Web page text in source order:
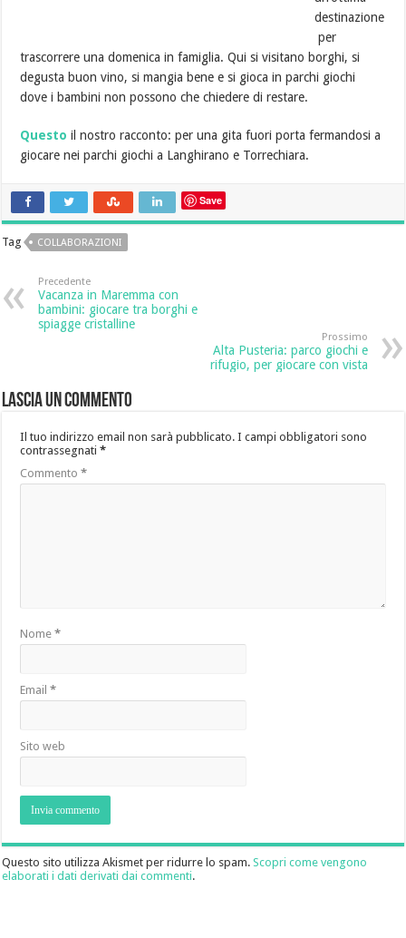
destinazione
per
trascorrere una domenica in famiglia. Qui si visitano borghi, si
degusta buon vino, si mangia bene e si gioca in parchi giochi
dove i bambini non possono che chiedere di restare.
Questo il nostro racconto: per una gita fuori porta fermandosi a
giocare nei parchi giochi a Langhirano e Torrechiara.
Save
Tag COLLABORAZIONI
Precedente
Vacanza in Maremma con
bambini: giocare tra borghi e
spiagge cristalline
Prossimo
Alta Pusteria: parco giochi e
rifugio, per giocare con vista
Lascia un commento
Il tuo indirizzo email non sarà pubblicato. I campi obbligatori sono
contrassegnati*
Commento*
Nome*
Email*
Sito web
Questo sito utilizza Akismet per ridurre lo spam.Scopri come vengono
elaborati i dati derivati dai commenti.